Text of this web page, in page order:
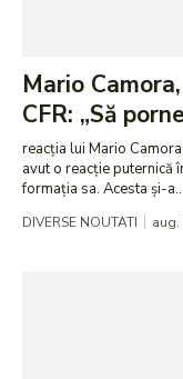
Mario
CFR: „Să
reacția lui Mario
avut o reacție puternică
formația sa. Acesta și-a...
DIVERSE NOUTATI aug.